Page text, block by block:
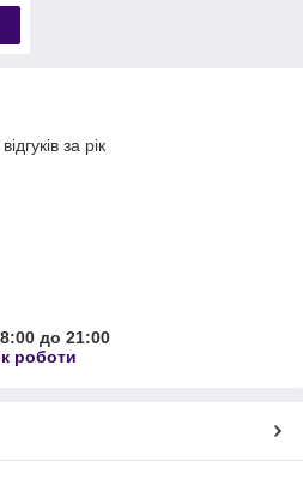
за рік
до 21:00
роботи